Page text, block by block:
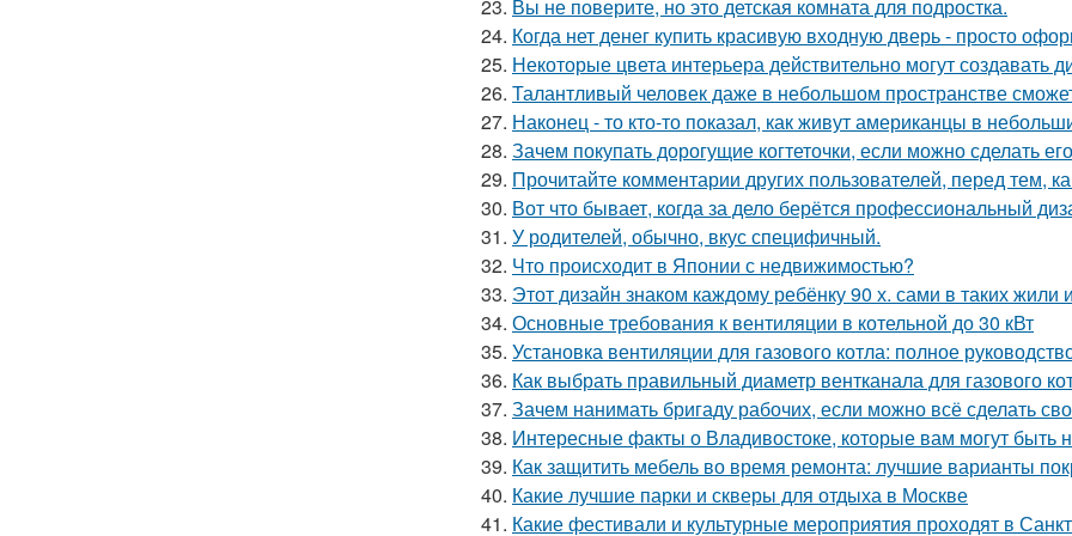
23. Вы не поверите, но это детская комната для подростка.
24. Когда нет денег купить красивую входную дверь - просто
25. Некоторые цвета интерьера действительно могут создавать
26. Талантливый человек даже в небольшом пространстве
27. Наконец - то кто-то показал, как живут американцы в
28. Зачем покупать дорогущие когтеточки, если можно сделать
29. Прочитайте комментарии других пользователей, перед тем,
30. Вот что бывает, когда за дело берётся профессиональный
31. У родителей, обычно, вкус специфичный.
32. Что происходит в Японии с недвижимостью?
33. Этот дизайн знаком каждому ребёнку 90 х. сами в таких жили
34. Основные требования к вентиляции в котельной до 30 кВт
35. Установка вентиляции для газового котла: полное
36. Как выбрать правильный диаметр вентканала для газового
37. Зачем нанимать бригаду рабочих, если можно всё сделать
38. Интересные факты о Владивостоке, которые вам могут быть
39. Как защитить мебель во время ремонта: лучшие варианты
40. Какие лучшие парки и скверы для отдыха в Москве
41. Какие фестивали и культурные мероприятия проходят в